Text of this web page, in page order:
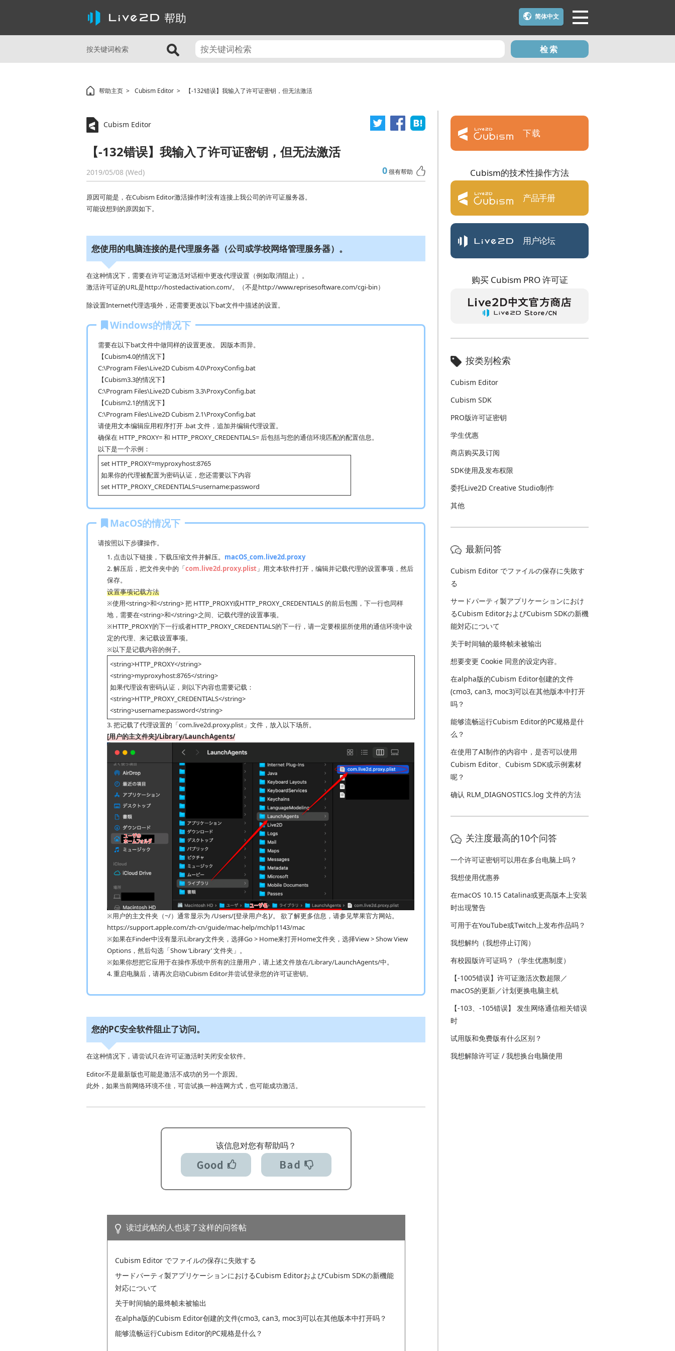
帮助
按关键词检索 检索
帮助主页 Cubism Editor 【-132错误】我输入了许可证密钥，但无法激活
Cubism Editor
【-132错误】我输入了许可证密钥，但无法激活
2019/05/08 (Wed) 0很有帮助
原因可能是，在Cubism Editor激活操作时没有连接上我公司的许可证服务器。
可能设想到的原因如下。
您使用的电脑连接的是代理服务器（公司或学校网络管理服务器）。
在这种情况下，需要在许可证激活对话框中更改代理设置（例如取消阻止）。
激活许可证的URL是http://hostedactivation.com/。（不是http://www.reprisesoftware.com/cgi-bin）
除设置Internet代理选项外，还需要更改以下bat文件中描述的设置。
Windows的情况下
需要在以下bat文件中做同样的设置更改。 因版本而异。
【Cubism4.0的情况下】
C:\Program Files\Live2D Cubism 4.0\ProxyConfig.bat
【Cubism3.3的情况下】
C:\Program Files\Live2D Cubism 3.3\ProxyConfig.bat
【Cubism2.1的情况下】
C:\Program Files\Live2D Cubism 2.1\ProxyConfig.bat
请使用文本编辑应用程序打开 .bat 文件，追加并编辑代理设置。
确保在 HTTP_PROXY= 和 HTTP_PROXY_CREDENTIALS= 后包括与您的通信环境匹配的配置信息。
以下是一个示例：
set HTTP_PROXY=myproxyhost:8765
如果你的代理被配置为密码认证，您还需要以下内容
set HTTP_PROXY_CREDENTIALS=username:password
MacOS的情况下
请按照以下步骤操作。
1. 点击以下链接，下载压缩文件并解压。 macOS_com.live2d.proxy
2. 解压后，把文件夹中的「com.live2d.proxy.plist」用文本软件打开，编辑并记载代理的设置事项，然后
保存。
设置事项记载方法
※使用<string>和</string> 把 HTTP_PROXY或HTTP_PROXY_CREDENTIALS 的前后包围，下一行也同样
地，需要在<string>和</string>之间、记载代理的设置事项。
※HTTP_PROXY的下一行或者HTTP_PROXY_CREDENTIALS的下一行，请一定要根据所使用的通信环境中设
定的代理、来记载设置事项。
※以下是记载内容的例子。
<string>HTTP_PROXY</string>
<string>myproxyhost:8765</string>
如果代理设有密码认证，则以下内容也需要记载：
<string>HTTP_PROXY_CREDENTIALS</string>
<string>username:password</string>
3. 把记载了代理设置的「com.live2d.proxy.plist」文件，放入以下场所。
[用户的主文件夹]/Library/LaunchAgents/
※用户的主文件夹（~/）通常显示为 /Users/[登录用户名]/。 欲了解更多信息，请参见苹果官方网站。
https://support.apple.com/zh-cn/guide/mac-help/mchlp1143/mac
※如果在Finder中没有显示Library文件夹，选择Go > Home来打开Home文件夹，选择View > Show View
Options，然后勾选「Show ‘Library’ 文件夹」。
※如果你想把它应用于在操作系统中所有的注册用户，请上述文件放在/Library/LaunchAgents/中。
4. 重启电脑后，请再次启动Cubism Editor并尝试登录您的许可证密钥。
您的PC安全软件阻止了访问。
在这种情况下，请尝试只在许可证激活时关闭安全软件。
Editor不是最新版也可能是激活不成功的另一个原因。
此外，如果当前网络环境不佳，可尝试换一种连网方式，也可能成功激活。
该信息对您有帮助吗？
读过此帖的人也读了这样的问答帖
Cubism Editor でファイルの保存に失敗する
サードパーティ製アプリケーションにおけるCubism EditorおよびCubism SDKの新機能
対応について
关于时间轴的最终帧未被输出
在alpha版的Cubism Editor创建的文件(cmo3, can3, moc3)可以在其他版本中打开吗？
能够流畅运行Cubism Editor的PC规格是什么？
下载
Cubism的技术性操作方法
产品手册
用户论坛
购买 Cubism PRO 许可证
按类别检索
Cubism Editor
Cubism SDK
PRO版许可证密钥
学生优惠
商店购买及订阅
SDK使用及发布权限
委托Live2D Creative Studio制作
其他
最新问答
Cubism Editor でファイルの保存に失敗す
る
サードパーティ製アプリケーションにおけ
るCubism EditorおよびCubism SDKの新機
能対応について
关于时间轴的最终帧未被输出
想要变更 Cookie 同意的设定内容。
在alpha版的Cubism Editor创建的文件
(cmo3, can3, moc3)可以在其他版本中打开
吗？
能够流畅运行Cubism Editor的PC规格是什
么？
在使用了AI制作的内容中，是否可以使用
Cubism Editor、Cubism SDK或示例素材
呢？
确认 RLM_DIAGNOSTICS.log 文件的方法
关注度最高的10个问答
一个许可证密钥可以用在多台电脑上吗？
我想使用优惠券
在macOS 10.15 Catalina或更高版本上安装
时出现警告
可用于在YouTube或Twitch上发布作品吗？
我想解约（我想停止订阅）
有校园版许可证吗？（学生优惠制度）
【-1005错误】许可证激活次数超限／
macOS的更新／计划更换电脑主机
【-103、-105错误】 发生网络通信相关错误
时
试用版和免费版有什么区别？
我想解除许可证 / 我想换台电脑使用
简体中文